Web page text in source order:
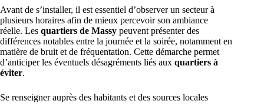
Avant de s’installer, il est essentiel d’observer un secteur à
plusieurs horaires afin de mieux percevoir son ambiance
réelle. Les quartiers de Massy peuvent présenter des
différences notables entre la journée et la soirée, notamment en
matière de bruit et de fréquentation. Cette démarche permet
d’anticiper les éventuels désagréments liés aux quartiers à
éviter.
Se renseigner auprès des habitants et des sources locales